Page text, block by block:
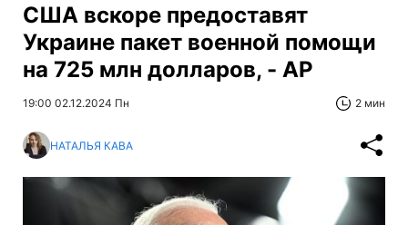
США вскоре предоставят
Украине пакет военной помощи
на 725 млн долларов, - AP
19:00 02.12.2024 Пн 2 мин
НАТАЛЬЯ КАВА